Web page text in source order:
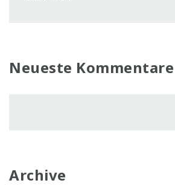
Neueste Kommentare
Archive